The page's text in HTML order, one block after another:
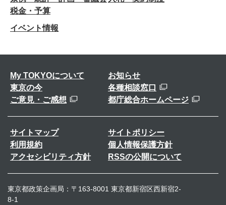
税金・予算
イベント情報
My TOKYOについて
お知らせ
東京の今
各種相談窓口
ご意見・ご感想
都庁総合ホームページ
サイトマップ
サイトポリシー
利用規約
個人情報保護方針
アクセシビリティ方針
RSSの公開について
東京都政策企画局：〒163-8001 東京都新宿区西新宿2-
8-1